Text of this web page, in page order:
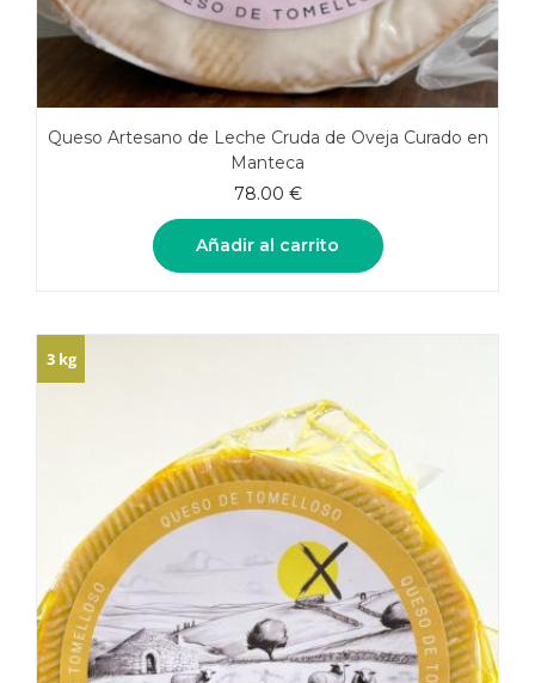
Queso Artesano de Leche Cruda de Oveja Curado en
Manteca
78.00 €
Añadir al carrito
3 kg